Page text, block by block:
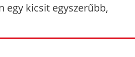
egy kicsit egyszerűbb,